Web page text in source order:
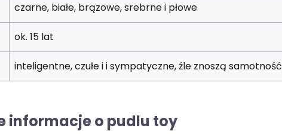
czarne, białe, brązowe, srebrne i płowe
ok. 15 lat
inteligentne, czułe i i sympatyczne, źle znoszą samotność
informacje o pudlu toy